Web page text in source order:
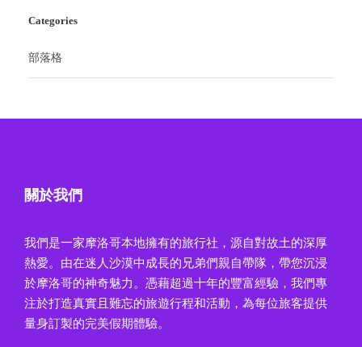
Categories
部落格
關於我們
我們是一家摩洛哥本地擁有的旅行社，源自對故土的深厚
熱愛。由在迷人沙漠中成長的兄弟們親自帶隊，帶您沉浸
於摩洛哥的神奇魅力。憑藉超過十年的豐富經驗，我們專
注於打造真實且難忘的旅遊行程和活動，為每位旅客提供
量身訂製的完美假期體驗。